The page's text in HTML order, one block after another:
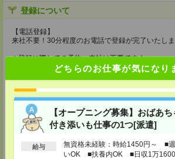
どちらのお仕事が気になり
【オープニング募集】おばあ
付き添いも仕事の1つ[派遣]
給与
無資格未経験：時給1450円～ ■
いOK ■扶養内OK ■日収1万1600
登録について
【電話登録】
来社不要！30分程度のお電話で登録が完了いたしま
★登録に際しての予約・来社は不要です★
(1)WEB応募の場合
ご応募頂いた後、案内メールをお送りしますので
内容をご確認ください。
(2)電話応募の場合
お時間のあるときにお電話にてご応募いただければ